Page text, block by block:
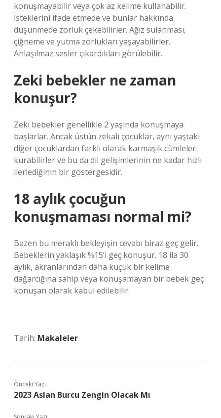
konuşmayabilir veya çok az kelime kullanabilir.
İsteklerini ifade etmede ve bunlar hakkında
düşünmede zorluk çekebilirler. Ağız sulanması,
çiğneme ve yutma zorlukları yaşayabilirler.
Anlaşılmaz sesler çıkardıkları görülebilir.
Zeki bebekler ne zaman
konuşur?
Zeki bebekler genellikle 2 yaşında konuşmaya
başlarlar. Ancak üstün zekalı çocuklar, aynı yaştaki
diğer çocuklardan farklı olarak karmaşık cümleler
kurabilirler ve bu da dil gelişimlerinin ne kadar hızlı
ilerlediğinin bir göstergesidir.
18 aylık çocuğun
konuşmaması normal mi?
Bazen bu meraklı bekleyişin cevabı biraz geç gelir.
Bebeklerin yaklaşık %15’i geç konuşur. 18 ila 30
aylık, akranlarından daha küçük bir kelime
dağarcığına sahip veya konuşamayan bir bebek geç
konuşan olarak kabul edilebilir.
Tarih: Makaleler
Önceki Yazı
2023 Aslan Burcu Zengin Olacak Mı